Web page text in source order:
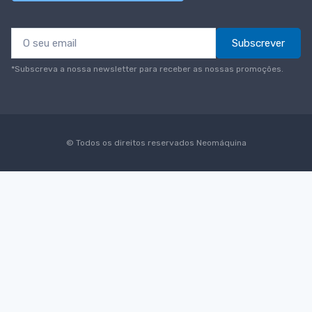
Subscrever
*Subscreva a nossa newsletter para receber as nossas promoções.
© Todos os direitos reservados Neomáquina